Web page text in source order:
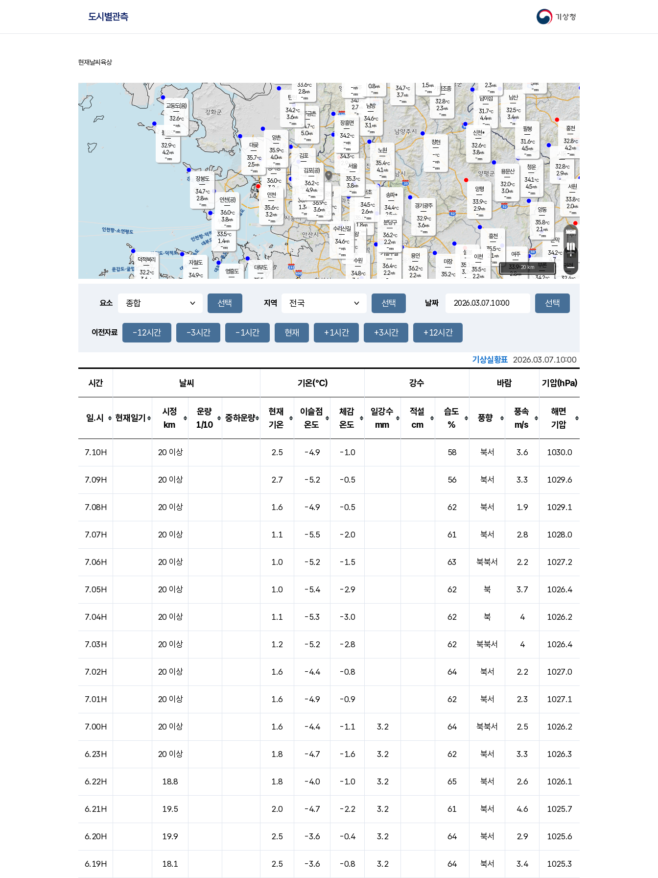
기상청
도시별관측
홈
현재날씨 육상
풍도
1.5m/s
문막
34.2℃
4.7m/s
mm
남이섬
31.7℃
4.4m/s
-mm
무의도
33.5℃
1.4m/s
-mm
영흥도
볼음도
32.9℃
4.2m/s
-mm
자월도
34.9℃
양주
34.8℃
2.7
-mm
부론
34.2℃
과천
35.0℃
1.8m/s
- mm
남산
32.5℃
3.4m/s
-mm
장봉도
34.7℃
2.8m/s
-mm
-mm
청운
34.1℃
4.5m/s
-mm
팔봉
31.6℃
4.5m/s
-mm
-mm
용인
36.2℃
2.2m/s
여주
33.9℃
2.8m/s
양동
35.8℃
2.1m/s
-mm
경기광주
32.9℃
3.6m/s
-mm
장호원
2.3m/s
-mm
34.5
℃
대부도
35.5
-
경서동
36.0℃
3.2 m/s
-mm
파주금촌
34.7℃
5.0m/s
-mm
가평조종
32.8℃
2.3m/s
-mm
34.7℃
3.7m/s
-mm
대곶
35.7℃
2.5m/s
-mm
신천*
32.6℃
3.8m/s
-mm
창현
-℃
-m/s
-mm
탄현
34.2℃
3.6m/s
-mm
1.5m/s
-mm
36.0℃
1.7m/s
-mm
흥천
35.5℃
2.1 m/s
-mm
마장
35.2℃
의왕
- ℃
m/s
mm
김포
- ℃
-m/s
mm
설봉
35.1
3.2 m/s
- mm
광명
35.9 ℃
2.3 m/s
-mm
부천
36.4℃
1.3m/s
-mm
-mm
양촌
35.9℃
4.0m/s
-mm
구로
36.9℃
3.6m/s
-mm
은평
34.3℃
2.9 m/s
- mm
노원
35.4℃
4.1 m/s
-mm
송파*
34.4℃
2.5m/s
-mm
서초
34.5℃
2.6m/s
-mm
남방
34.6℃
3.1 m/s
-mm
기흥구갈
36.4℃
2.2m/s
-
수리산길
34.6℃
-m/s
-mm
분당구
36.2℃
2.2m/s
-mm
장흥면
34.2℃
-m/s
-mm
-m/s
-mm
시동
32.8℃
2.9m/s
- mm
귀래
32.4℃
서원
33.8℃
2.0m/s
-mm
용문산
32.0℃
3.0m/s
-mm
덕적북리
32.2℃
3.6 m/s
인천(공)
36.0℃
3.8m/s
-mm
김포(공)
36.2℃
4.9m/s
-mm
교동도(음)
32.6℃
-m/s
-mm
홍천
32.8℃
4.2m/s
-mm
이천
35.5℃
2.2m/s
양평
33.9℃
2.9m/s
-mm
수원
34.8℃
3.4 m/s
인천
35.6℃
3.2m/s
-mm
서울
35.3℃
3.8m/s
-mm
5m/s
-mm
33.6℃
2.8m/s
-mm
0.8m/s
-mm
+
−
20 km
요소 지역 날짜
이전자료 -12시간 -3시간 -1시간 현재 +1시간 +3시간 +12시간
기상실황표 2026.03.07.10:00
시간 날씨 기온(℃) 강수 바람 기압(hPa)
일.시 현재일기
시정
km
운량
1/10
중하운량
현재
기온
이슬점
온도
체감
온도
일강수
mm
적설
cm
습도
%
풍향
풍속
m/s
해면
기압
7.10H 20 이상 2.5 -4.9 -1.0 58 북서 3.6 1030.0
7.09H 20 이상 2.7 -5.2 -0.5 56 북서 3.3 1029.6
7.08H 20 이상 1.6 -4.9 -0.5 62 북서 1.9 1029.1
7.07H 20 이상 1.1 -5.5 -2.0 61 북서 2.8 1028.0
7.06H 20 이상 1.0 -5.2 -1.5 63 북북서 2.2 1027.2
7.05H 20 이상 1.0 -5.4 -2.9 62 북 3.7 1026.4
7.04H 20 이상 1.1 -5.3 -3.0 62 북 4 1026.2
7.03H 20 이상 1.2 -5.2 -2.8 62 북북서 4 1026.4
7.02H 20 이상 1.6 -4.4 -0.8 64 북서 2.2 1027.0
7.01H 20 이상 1.6 -4.9 -0.9 62 북서 2.3 1027.1
7.00H 20 이상 1.6 -4.4 -1.1 3.2 64 북북서 2.5 1026.2
6.23H 20 이상 1.8 -4.7 -1.6 3.2 62 북서 3.3 1026.3
6.22H 18.8 1.8 -4.0 -1.0 3.2 65 북서 2.6 1026.1
6.21H 19.5 2.0 -4.7 -2.2 3.2 61 북서 4.6 1025.7
6.20H 19.9 2.5 -3.6 -0.4 3.2 64 북서 2.9 1025.6
6.19H 18.1 2.5 -3.6 -0.8 3.2 64 북서 3.4 1025.3